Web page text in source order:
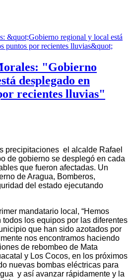
"Gobierno
desplegado en
recientes lluvias"
precipitaciones el alcalde Rafael
de gobierno se desplegó en cada
que fueron afectadas. Un
de Aragua, Bomberos,
del estado ejecutando
mandatario local, “Hemos
los equipos por las diferentes
que han sido azotados por
nos encontramos haciendo
de rebombeo de Mata
y Los Cocos, en los próximos
nuevas bombas eléctricas para
y así avanzar rápidamente y la